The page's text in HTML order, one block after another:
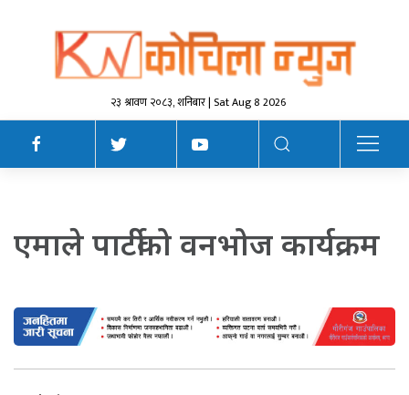
२३ श्रावण २०८३, शनिबार | Sat Aug 8 2026
एमाले पार्टीको वनभोज कार्यक्रम